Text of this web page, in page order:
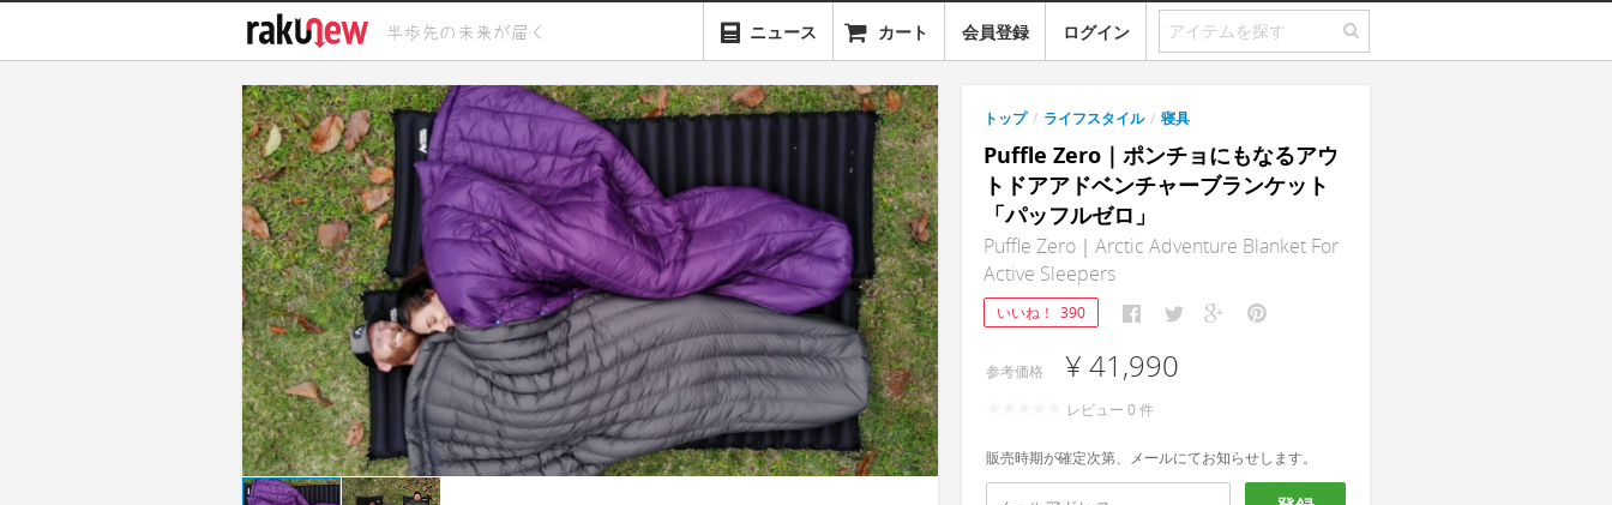
ニュース カート 会員登録 ログイン
トップ / ライフスタイル / 寝具
Puffle Zero｜ポンチョにもなるアウ
トドアアドベンチャーブランケット
「パッフルゼロ」
Puffle Zero｜Arctic Adventure Blanket For
Active Sleepers
いいね！ 390
参考価格 ¥ 41,990
レビュー 0 件
販売時期が確定次第、メールにてお知らせします。